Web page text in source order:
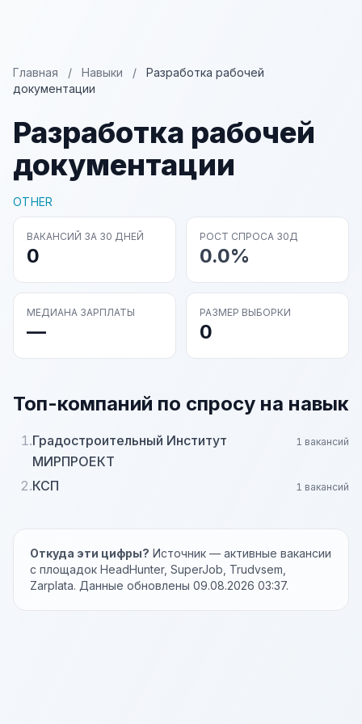
Главная / Навыки /
Разработка рабочей
документации
Разработка рабочей
документации
OTHER
ВАКАНСИЙ ЗА 30 ДНЕЙ
0
РОСТ СПРОСА 30Д
0.0%
МЕДИАНА ЗАРПЛАТЫ
—
РАЗМЕР ВЫБОРКИ
0
Топ-компаний по спросу на навык
1.Градостроительный Институт
МИРПРОЕКТ
1 вакансий
2.КСП 1 вакансий
Откуда эти цифры? Источник — активные вакансии
с площадок HeadHunter, SuperJob, Trudvsem,
Zarplata. Данные обновлены 09.08.2026 03:37.